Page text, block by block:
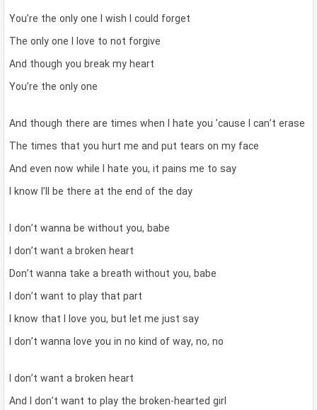
You’re the only one I wish I could forget
The only one I love to not forgive
And though you break my heart
You’re the only one
And though there are times when I hate you ’cause I can’t erase
The times that you hurt me and put tears on my face
And even now while I hate you, it pains me to say
I know I’ll be there at the end of the day
I don’t wanna be without you, babe
I don’t want a broken heart
Don’t wanna take a breath without you, babe
I don’t want to play that part
I know that I love you, but let me just say
I don’t wanna love you in no kind of way, no, no
I don’t want a broken heart
And I don’t want to play the broken-hearted girl